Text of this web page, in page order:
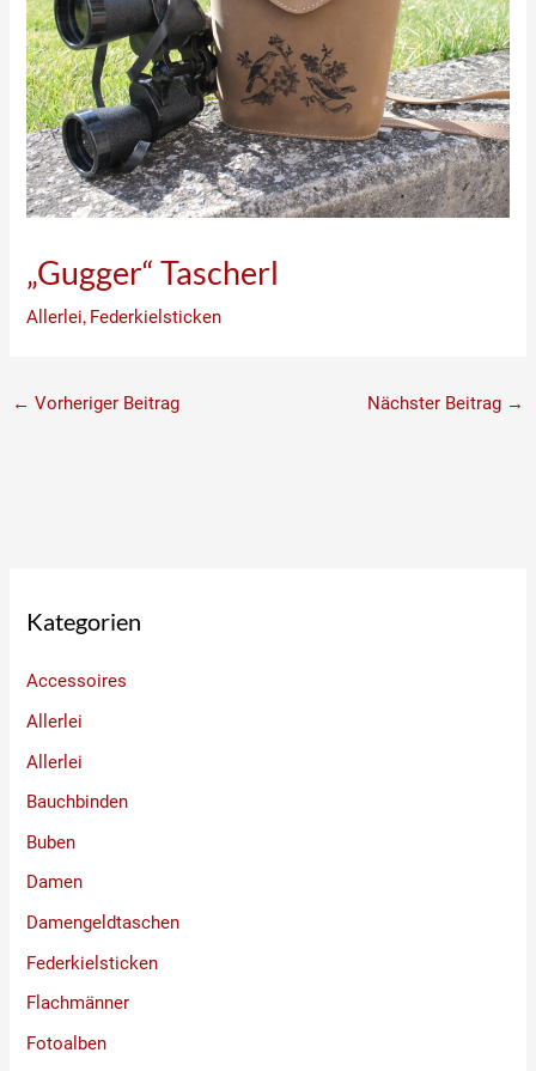
„Gugger“ Tascherl
Allerlei, Federkielsticken
← Vorheriger Beitrag Nächster Beitrag →
Kategorien
Accessoires
Allerlei
Allerlei
Bauchbinden
Buben
Damen
Damengeldtaschen
Federkielsticken
Flachmänner
Fotoalben